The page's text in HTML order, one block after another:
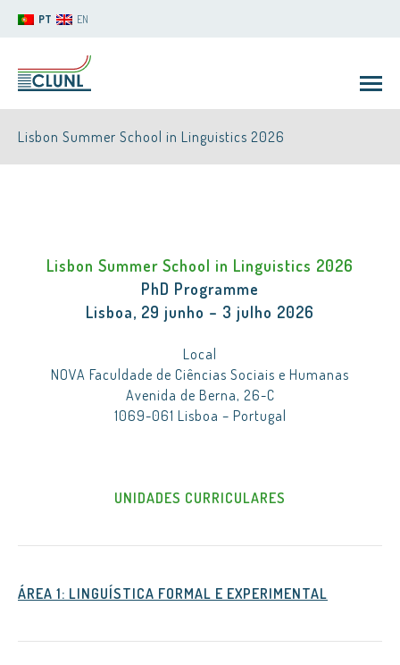
PT EN
CLUNL
Lisbon Summer School in Linguistics 2026
Lisbon Summer School in Linguistics 2026
PhD Programme
Lisboa, 29 junho – 3 julho 2026
Local
NOVA Faculdade de Ciências Sociais e Humanas
Avenida de Berna, 26-C
1069-061 Lisboa – Portugal
UNIDADES CURRICULARES
ÁREA 1: LINGUÍSTICA FORMAL E EXPERIMENTAL